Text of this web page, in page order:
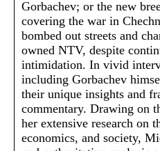
Gorbachev; or the new
covering the war in
bombed out streets and
owned NTV, despite
intimidation. In vivid
including Gorbachev
their unique insights and
commentary. Drawing on
her extensive research on
economics, and society,